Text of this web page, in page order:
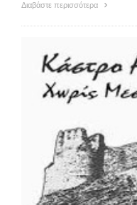
Διαβάστε περισσότερα